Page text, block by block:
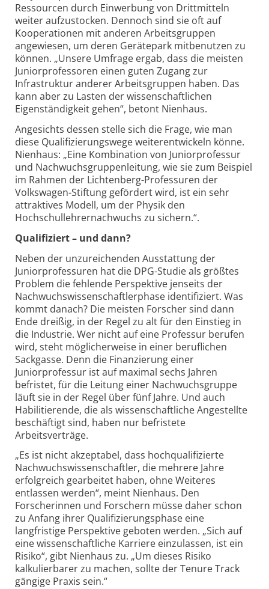
Ressourcen durch Einwerbung von Drittmitteln
weiter aufzustocken. Dennoch sind sie oft auf
Kooperationen mit anderen Arbeitsgruppen
angewiesen, um deren Gerätepark mitbenutzen zu
können. „Unsere Umfrage ergab, dass die meisten
Juniorprofessoren einen guten Zugang zur
Infrastruktur anderer Arbeitsgruppen haben. Das
kann aber zu Lasten der wissenschaftlichen
Eigenständigkeit gehen“, betont Nienhaus.
Angesichts dessen stelle sich die Frage, wie man
diese Qualifizierungswege weiterentwickeln könne.
Nienhaus: „Eine Kombination von Juniorprofessur
und Nachwuchsgruppenleitung, wie sie zum Beispiel
im Rahmen der Lichtenberg-Professuren der
Volkswagen-Stiftung gefördert wird, ist ein sehr
attraktives Modell, um der Physik den
Hochschullehrernachwuchs zu sichern.“.
Qualifiziert – und dann?
Neben der unzureichenden Ausstattung der
Juniorprofessuren hat die DPG-Studie als größtes
Problem die fehlende Perspektive jenseits der
Nachwuchswissenschaftlerphase identifiziert. Was
kommt danach? Die meisten Forscher sind dann
Ende dreißig, in der Regel zu alt für den Einstieg in
die Industrie. Wer nicht auf eine Professur berufen
wird, steht möglicherweise in einer beruflichen
Sackgasse. Denn die Finanzierung einer
Juniorprofessur ist auf maximal sechs Jahren
befristet, für die Leitung einer Nachwuchsgruppe
läuft sie in der Regel über fünf Jahre. Und auch
Habilitierende, die als wissenschaftliche Angestellte
beschäftigt sind, haben nur befristete
Arbeitsverträge.
„Es ist nicht akzeptabel, dass hochqualifizierte
Nachwuchswissenschaftler, die mehrere Jahre
erfolgreich gearbeitet haben, ohne Weiteres
entlassen werden“, meint Nienhaus. Den
Forscherinnen und Forschern müsse daher schon
zu Anfang ihrer Qualifizierungsphase eine
langfristige Perspektive geboten werden. „Sich auf
eine wissenschaftliche Karriere einzulassen, ist ein
Risiko“, gibt Nienhaus zu. „Um dieses Risiko
kalkulierbarer zu machen, sollte der Tenure Track
gängige Praxis sein.“